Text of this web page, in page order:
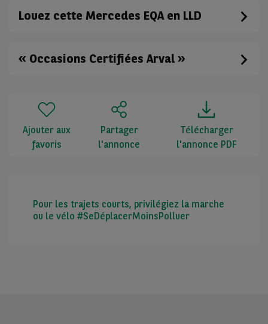
Louez cette Mercedes EQA en LLD
« Occasions Certifiées Arval »
Ajouter aux
favoris
Partager
l'annonce
Télécharger
l'annonce PDF
Pour les trajets courts, privilégiez la marche
ou le vélo #SeDéplacerMoinsPolluer